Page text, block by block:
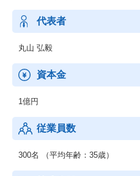
代表者
丸山 弘毅
資本金
1億円
従業員数
300名 （平均年齢：35歳）